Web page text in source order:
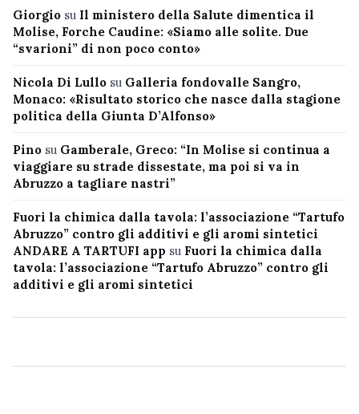
Giorgio su Il ministero della Salute dimentica il
Molise, Forche Caudine: «Siamo alle solite. Due
“svarioni” di non poco conto»
Nicola Di Lullo su Galleria fondovalle Sangro,
Monaco: «Risultato storico che nasce dalla stagione
politica della Giunta D’Alfonso»
Pino su Gamberale, Greco: “In Molise si continua a
viaggiare su strade dissestate, ma poi si va in
Abruzzo a tagliare nastri”
Fuori la chimica dalla tavola: l’associazione “Tartufo
Abruzzo” contro gli additivi e gli aromi sintetici
ANDARE A TARTUFI app su Fuori la chimica dalla
tavola: l’associazione “Tartufo Abruzzo” contro gli
additivi e gli aromi sintetici